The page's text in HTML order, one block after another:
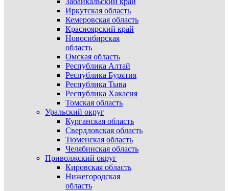
Иркутская область
Кемеровская область
Красноярский край
Новосибирская
область
Омская область
Республика Алтай
Республика Бурятия
Республика Тыва
Республика Хакасия
Томская область
Уральский округ
Курганская область
Свердловская область
Тюменская область
Челябинская область
Приволжский округ
Кировская область
Нижегородская
область